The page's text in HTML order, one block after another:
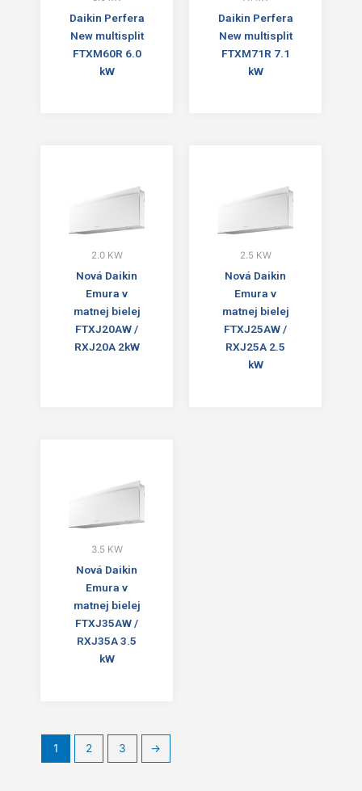
Daikin Perfera
New multisplit
FTXM60R 6.0
kW
Daikin Perfera
New multisplit
FTXM71R 7.1
kW
2.0 KW
Nová Daikin
Emura v
matnej bielej
FTXJ20AW /
RXJ20A 2kW
2.5 KW
Nová Daikin
Emura v
matnej bielej
FTXJ25AW /
RXJ25A 2.5
kW
3.5 KW
Nová Daikin
Emura v
matnej bielej
FTXJ35AW /
RXJ35A 3.5
kW
1 2 3 →